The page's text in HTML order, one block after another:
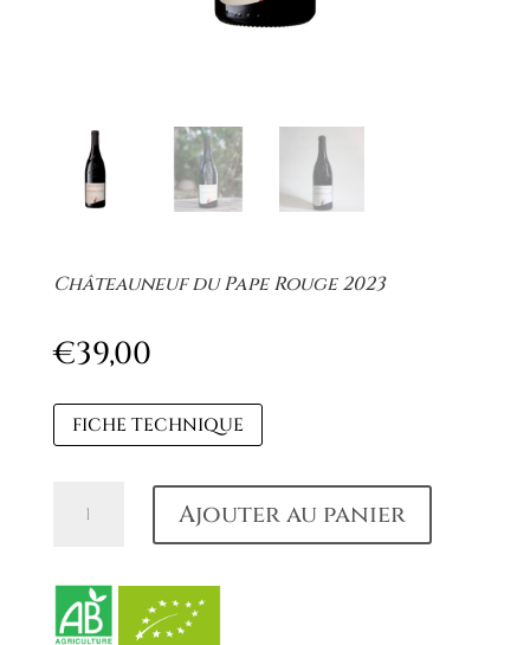
Châteauneuf du Pape Rouge 2023
€39,00
FICHE TECHNIQUE
Châteauneuf
Pape
Rouge
Ajouter au panier